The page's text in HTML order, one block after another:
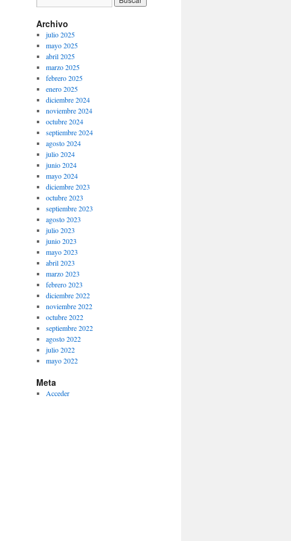
Archivo
julio 2025
mayo 2025
abril 2025
marzo 2025
febrero 2025
enero 2025
diciembre 2024
noviembre 2024
octubre 2024
septiembre 2024
agosto 2024
julio 2024
junio 2024
mayo 2024
diciembre 2023
octubre 2023
septiembre 2023
agosto 2023
julio 2023
junio 2023
mayo 2023
abril 2023
marzo 2023
febrero 2023
diciembre 2022
noviembre 2022
octubre 2022
septiembre 2022
agosto 2022
julio 2022
mayo 2022
Meta
Acceder